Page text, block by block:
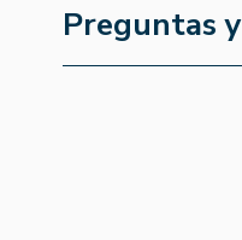
Preguntas